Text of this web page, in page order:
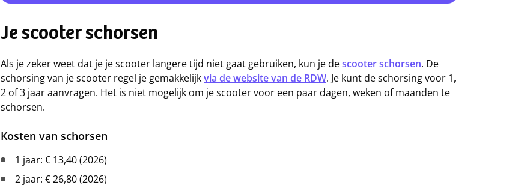
Je scooter schorsen
Als je zeker weet dat je je scooter langere tijd niet gaat gebruiken, kun je descooter schorsen. De
schorsing van je scooter regel je gemakkelijkvia de website van de RDW. Je kunt de schorsing voor 1,
2 of 3 jaar aanvragen. Het is niet mogelijk om je scooter voor een paar dagen, weken of maanden te
schorsen.
Kosten van schorsen
1 jaar: € 13,40 (2026)
2 jaar: € 26,80 (2026)